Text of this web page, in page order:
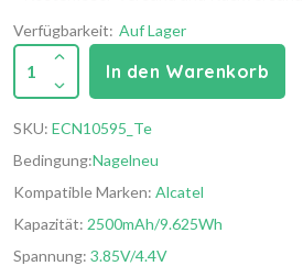
Verfügbarkeit: Auf Lager
1 In den Warenkorb
SKU: ECN10595_Te
Bedingung:Nagelneu
Kompatible Marken: Alcatel
Kapazität: 2500mAh/9.625Wh
Spannung: 3.85V/4.4V